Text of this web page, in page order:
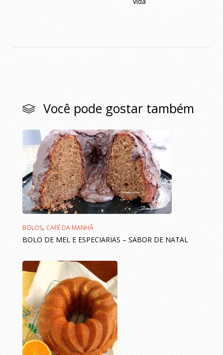
Você pode gostar também
BOLOS, CAFÉ DA MANHÃ
BOLO DE MEL E ESPECIARIAS – SABOR DE NATAL